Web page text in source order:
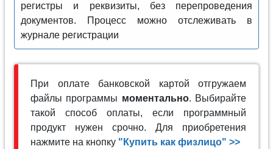
регистры и реквизиты, без перепроведения
документов. Процесс можно отслеживать в
журнале регистрации
При оплате банковской картой отгружаем
файлы программы моментально. Выбирайте
такой способ оплаты, если программный
продукт нужен срочно. Для приобретения
нажмите на кнопку "Купить как физлицо" >>